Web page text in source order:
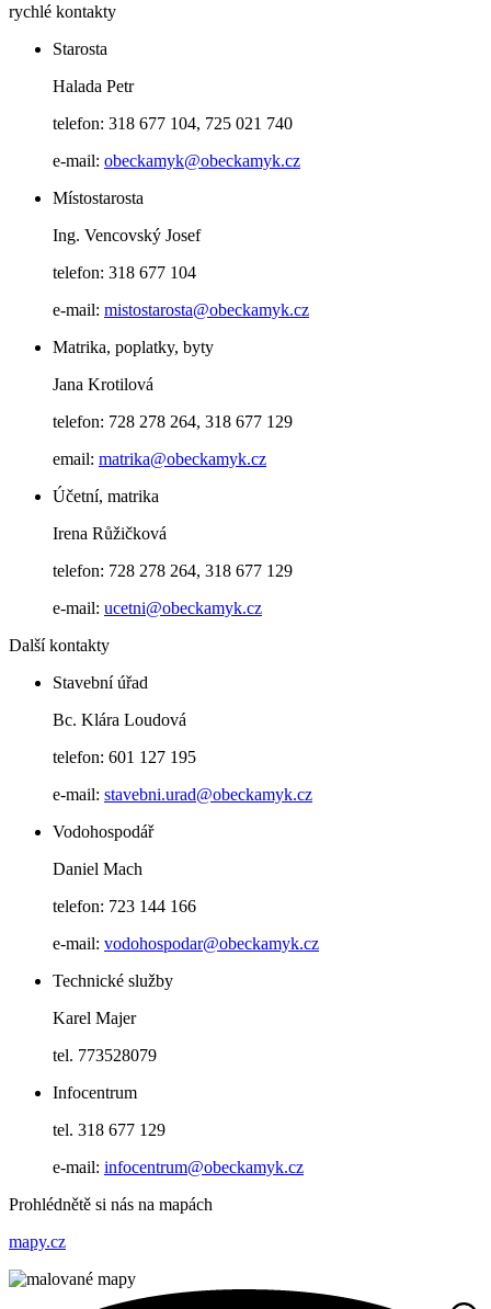
rychlé kontakty
Starosta
Halada Petr
telefon: 318 677 104, 725 021 740
e-mail: obeckamyk@obeckamyk.cz
Místostarosta
Ing. Vencovský Josef
telefon: 318 677 104
e-mail: mistostarosta@obeckamyk.cz
Matrika, poplatky, byty
Jana Krotilová
telefon: 728 278 264, 318 677 129
email: matrika@obeckamyk.cz
Účetní, matrika
Irena Růžičková
telefon: 728 278 264, 318 677 129
e-mail: ucetni@obeckamyk.cz
Další kontakty
Stavební úřad
Bc. Klára Loudová
telefon: 601 127 195
e-mail: stavebni.urad@obeckamyk.cz
Vodohospodář
Daniel Mach
telefon: 723 144 166
e-mail: vodohospodar@obeckamyk.cz
Technické služby
Karel Majer
tel. 773528079
Infocentrum
tel. 318 677 129
e-mail: infocentrum@obeckamyk.cz
Prohlédnětě si nás na mapách
mapy.cz